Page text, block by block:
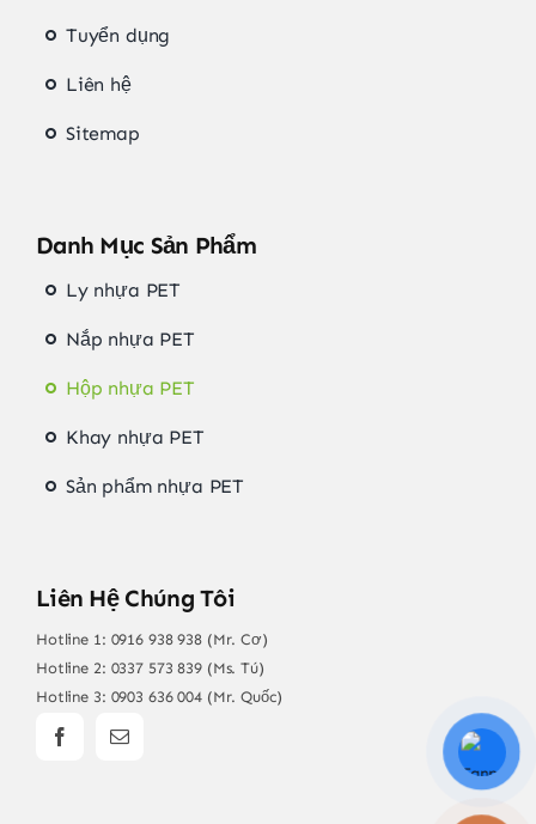
Tuyển dụng
Liên hệ
Sitemap
Danh Mục Sản Phẩm
Ly nhựa PET
Nắp nhựa PET
Hộp nhựa PET
Khay nhựa PET
Sản phẩm nhựa PET
Liên Hệ Chúng Tôi
Hotline 1: 0916 938 938 (Mr. Cơ)
Hotline 2: 0337 573 839 (Ms. Tú)
Hotline 3: 0903 636 004 (Mr. Quốc)